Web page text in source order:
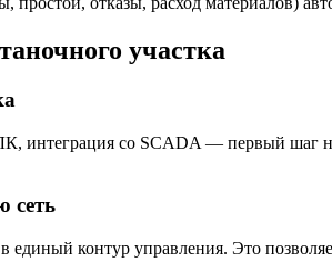
участка
интеграция со SCADA — первый шаг
сеть
контур управления. Это